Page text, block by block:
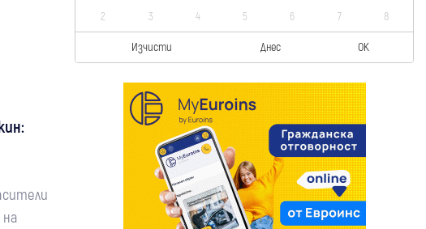
2
3 4 5 6 7 8
Изчисти Днес OK